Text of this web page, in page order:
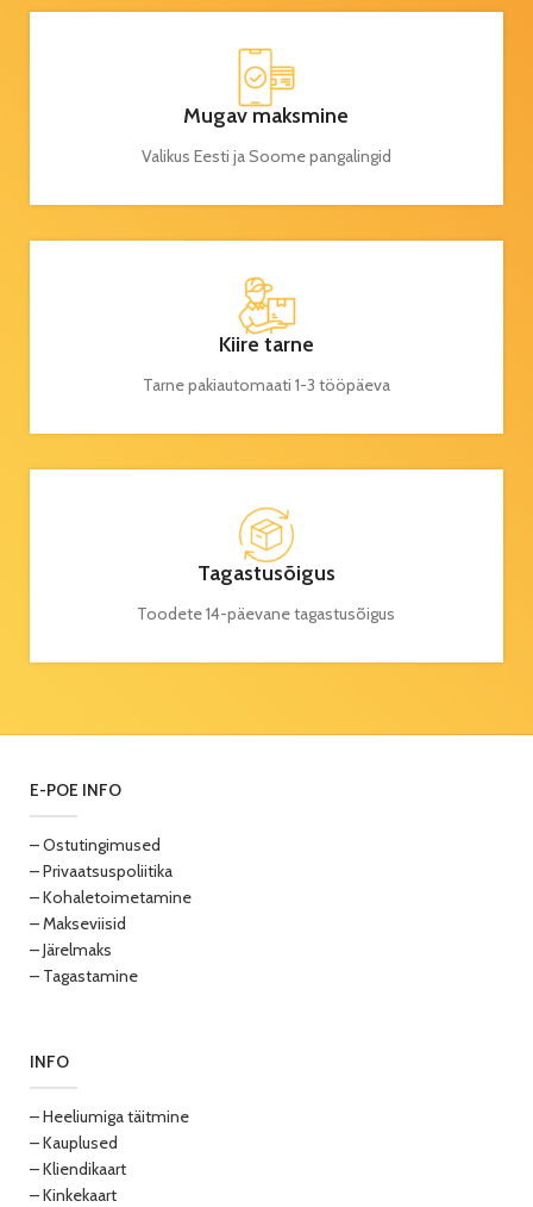
Mugav maksmine
Valikus Eesti ja Soome pangalingid
Kiire tarne
Tarne pakiautomaati 1-3 tööpäeva
Tagastusõigus
Toodete 14-päevane tagastusõigus
E-POE INFO
– Ostutingimused
– Privaatsuspoliitika
– Kohaletoimetamine
– Makseviisid
– Järelmaks
– Tagastamine
INFO
– Heeliumiga täitmine
– Kauplused
– Kliendikaart
– Kinkekaart